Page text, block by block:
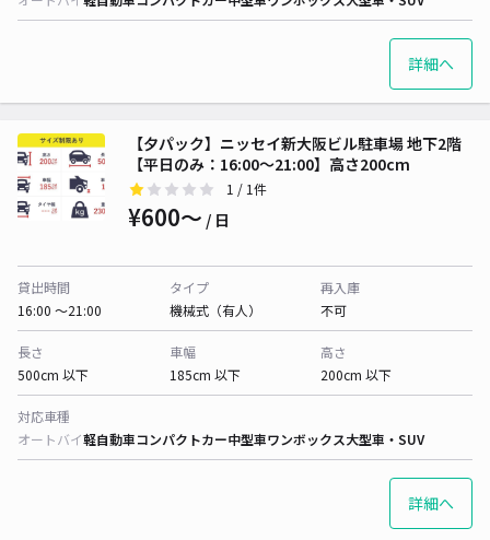
詳細へ
【夕パック】ニッセイ新大阪ビル駐車場 地下2階
【平日のみ：16:00～21:00】高さ200cm
1 / 1件
¥600〜 / 日
貸出時間
16:00 〜21:00
タイプ
機械式（有人）
再入庫
不可
長さ
500cm 以下
車幅
185cm 以下
高さ
200cm 以下
対応車種
オートバイ軽自動車コンパクトカー中型車ワンボックス大型車・SUV
詳細へ